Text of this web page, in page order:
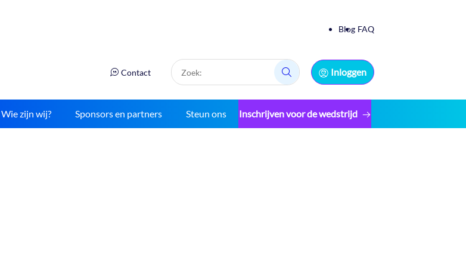
Blog FAQ
Contact
Zoek:
Zoek:
Inloggen
Wie zijn wij? Sponsors en partners Steun ons Inschrijven voor de wedstrijd